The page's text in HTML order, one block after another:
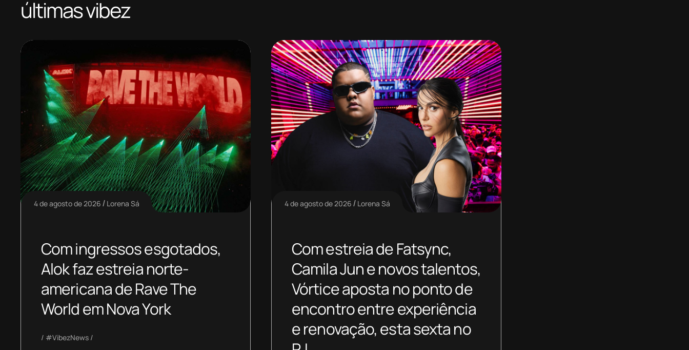
últimas vibez
4 de agosto de 2026 Lorena Sá
Com ingressos esgotados,
Alok faz estreia norte-
americana de Rave The
World em Nova York
#VibezNews
4 de agosto de 2026 Lorena Sá
Com estreia de Fatsync,
Camila Jun e novos talentos,
Vórtice aposta no ponto de
encontro entre experiência
e renovação, esta sexta no